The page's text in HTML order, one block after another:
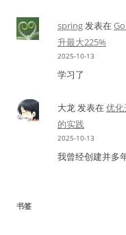
spring发表在
升最大225%
2025-10-13
学习了
大龙发表在优化
的实践
2025-10-13
我曾经创建并多
书签